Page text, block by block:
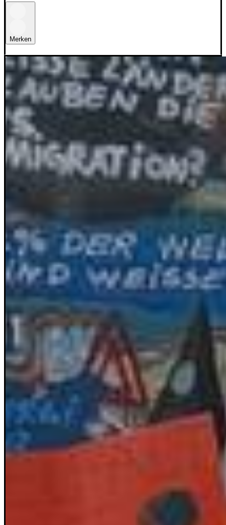
Merken